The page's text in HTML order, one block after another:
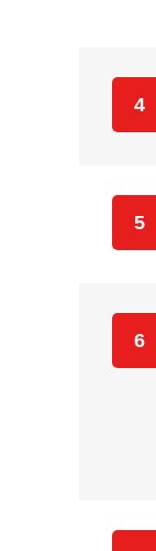
4
5
6